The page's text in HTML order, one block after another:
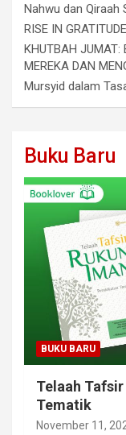
Nahwu dan Qiraah
RISE IN
KHUTBAH JUMAT:
MEREKA DAN
Mursyid dalam
Buku Baru
BUKU BARU
Telaah
Tematik
November 11,